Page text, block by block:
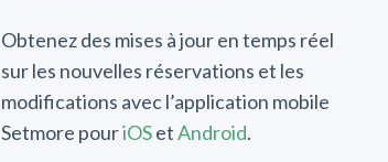
Obtenez des mises à jour en temps réel
sur les nouvelles réservations et les
modifications avec l’application mobile
Setmore pouriOSetAndroid.